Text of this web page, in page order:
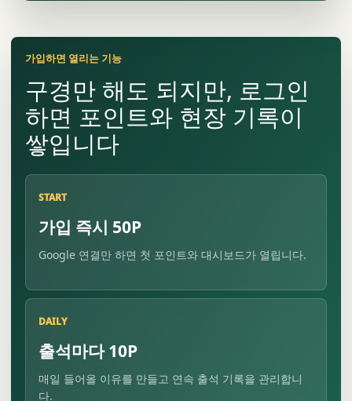
가입하면 열리는 기능
구경만 해도 되지만, 로그인
하면 포인트와 현장 기록이
쌓입니다
START
가입 즉시 50P
Google 연결만 하면 첫 포인트와 대시보드가 열립니다.
DAILY
출석마다 10P
매일 들어올 이유를 만들고 연속 출석 기록을 관리합니
다.